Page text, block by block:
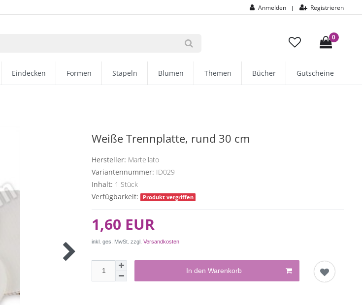
Anmelden | Registrieren
0
Eindecken Formen Stapeln Blumen Themen Bücher Gutscheine
Weiße Trennplatte, rund 30 cm
Hersteller: Martellato
Variantennummer: ID029
Inhalt: 1 Stück
Verfügbarkeit:
Produkt vergriffen
1,60 EUR
inkl. ges. MwSt. zzgl.Versandkosten
In den Warenkorb